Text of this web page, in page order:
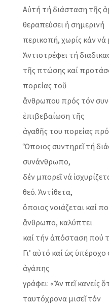
Αὐτή τή διάσταση τῆς
θεραπεύσει ἡ σημερινή
περικοπή, χωρίς κάν νά
Ἀντιστρέφει τή
τῆς πτώσης καί
πορείας τοῦ
ἄνθρωπου πρός τόν
ἐπιβεβαίωση τῆς
ἀγαθῆς του πορείας
Ὅποιος συντηρεῖ τή
συνάνθρωπο,
δέν μπορεῖ νά
θεό. Ἀντίθετα,
ὅποιος νοιάζεται καί
ἄνθρωπο, καλύπτει
καί τήν ἀπόσταση πού
Γι’ αὐτό καί ὡς
ἀγάπης
γράφει: «Ἄν πεῖ κανείς
ταυτόχρονα μισεῖ τόν